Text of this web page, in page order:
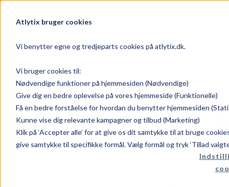
Atlytix bruger cookies
Vi benytter egne og tredjeparts cookies på atlytix.dk.
Vi bruger cookies til:
Nødvendige funktioner på hjemmesiden (Nødvendige)
Give dig en bedre oplevelse på vores hjemmeside (Funktionelle)
Få en bedre forståelse for hvordan du benytter hjemmesiden
Kunne vise dig relevante kampagner og tilbud (Marketing)
Klik på ‘Accepter alle’ for at give os dit samtykke til at bruge
give samtykke til specifikke formål. Vælg formål og tryk ‘Tillad
Din tjekliste til
BI – Vælg den
rigtige løsning
Er du klar til at tage
Er
din
det